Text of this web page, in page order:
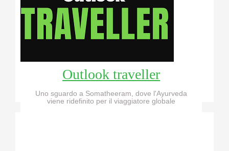
Outlook traveller
Uno sguardo a Somatheeram, dove l'Ayurveda
viene ridefinito per il viaggiatore globale